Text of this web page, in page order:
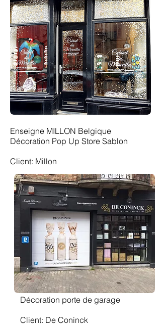
Enseigne MILLON Belgique
Décoration Pop Up Store Sablon
Client: Millon
Décoration porte de garage
Client: De Coninck